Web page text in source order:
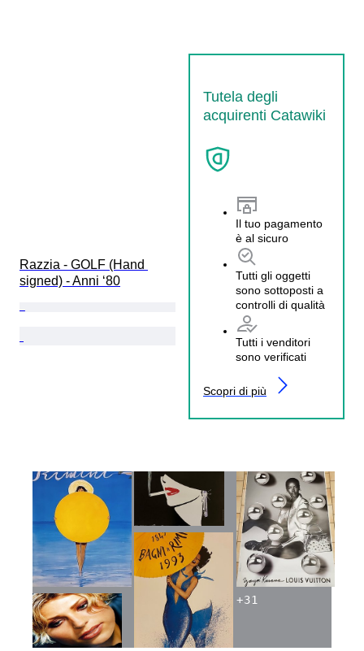
Razzia - GOLF (Hand
signed) - Anni ‘80
Tutela degli
acquirenti Catawiki
Il tuo pagamento
è al sicuro
Tutti gli oggetti
sono sottoposti a
controlli di qualità
Tutti i venditori
sono verificati
Scopri di più
+31